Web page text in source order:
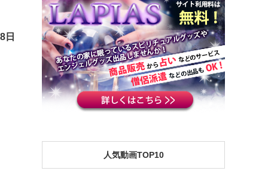
日
人気動画TOP10